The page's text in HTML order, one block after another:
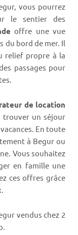
vous pourrez
le sentier des
offre une vue
du bord de mer. Il
relief propre à la
passages pour
de location
trouver un séjour
En toute
à Begur ou
Vous souhaitez
en famille une
ces offres grâce
vendus chez 2